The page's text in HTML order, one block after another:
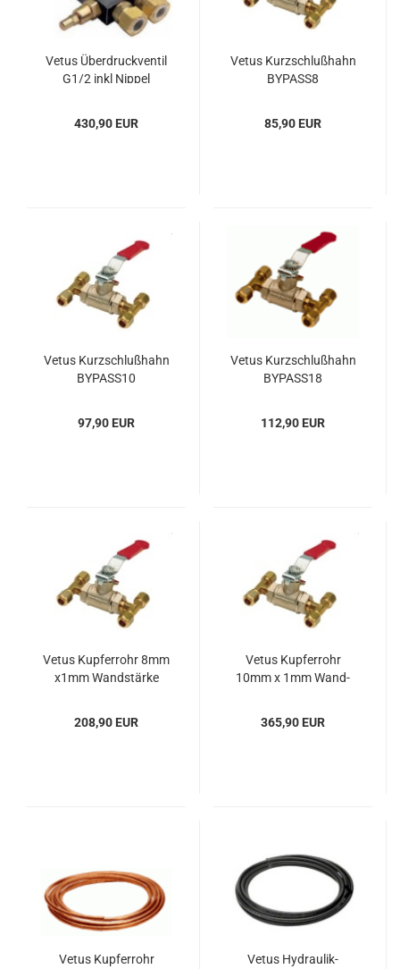
Vetus Über­druck­ven­til
G1/2 inkl Nip­pel
430,90 EUR
Vetus Kurz­schluß­hahn
BYPASS8
85,90 EUR
Vetus Kurz­schluß­hahn
BYPASS10
97,90 EUR
Vetus Kurz­schluß­hahn
BYPASS18
112,90 EUR
Vetus Kup­fer­rohr 8mm
x1mm Wand­stär­ke
208,90 EUR
Vetus Kup­fer­rohr
10mm x 1mm Wand­
365,90 EUR
Vetus Kup­fer­rohr
Vetus Hy­drau­lik­